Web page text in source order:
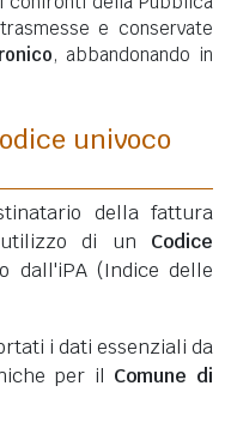
e conservate
, abbandonando in
univoco
della fattura
di un Codice
dall'iPA (Indice delle
i dati essenziali da
per il Comune di